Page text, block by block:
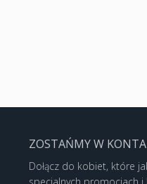
ZOSTAŃMY W
Dołącz do kobiet, które